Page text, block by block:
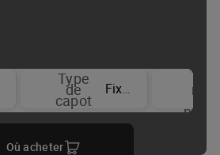
Type
de
capot
Fixé au mur
Où acheter